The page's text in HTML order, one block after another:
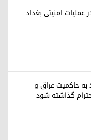
به حاکمیت عراق و
گذاشته شود